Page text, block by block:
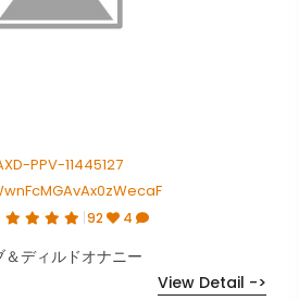
PPV-11445127
92 4
ディルドオナニー
View Detail ->